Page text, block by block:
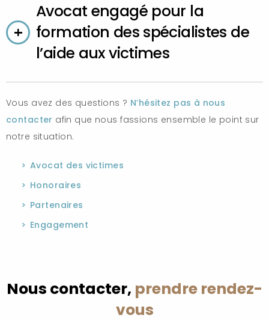
Avocat engagé pour la
formation des spécialistes de
l’aide aux victimes
Vous avez des questions ? N’hésitez pas à nous
contacter afin que nous fassions ensemble le point sur
notre situation.
Avocat des victimes
Honoraires
Partenaires
Engagement
Nous contacter, prendre rendez-
vous